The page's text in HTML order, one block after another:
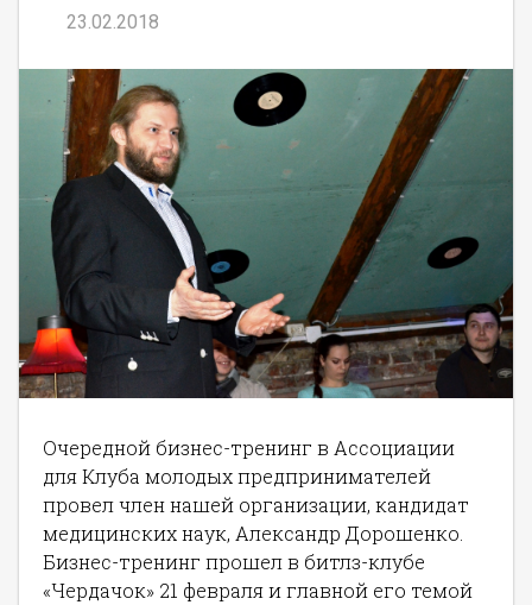
23.02.2018
Очередной бизнес-тренинг в Ассоциации
для Клуба молодых предпринимателей
провел член нашей организации, кандидат
медицинских наук, Александр Дорошенко.
Бизнес-тренинг прошел в битлз-клубе
«Чердачок» 21 февраля и главной его темой